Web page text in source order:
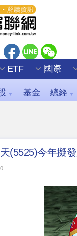
ETF 國際
▼ 基金 總經 ▼
天(5525)今年擬